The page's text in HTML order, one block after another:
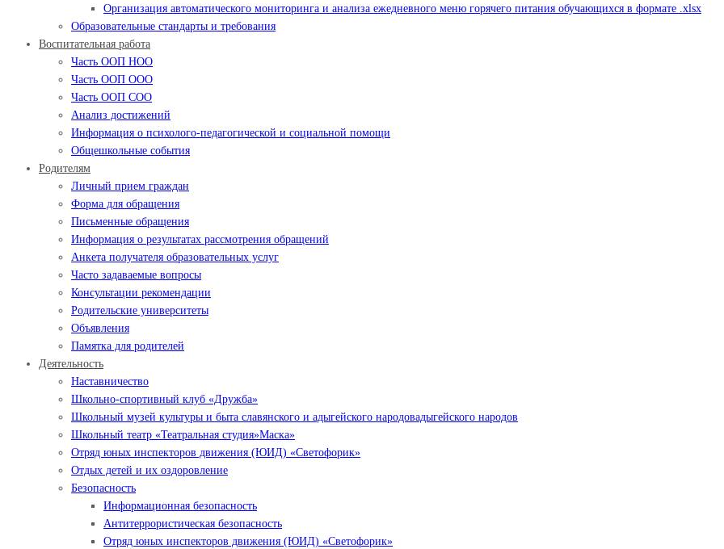
Организация автоматического мониторинга и анализа ежедневного меню горячего питания обучающихся в формате .xlsx
Образовательные стандарты и требования
Воспитательная работа
Часть ООП НОО
Часть ООП ООО
Часть ООП СОО
Анализ достижений
Информация о психолого-педагогической и социальной помощи
Общешкольные события
Родителям
Личный прием граждан
Форма для обращения
Письменные обращения
Информация о результатах рассмотрения обращений
Анкета получателя образовательных услуг
Часто задаваемые вопросы
Консультации рекомендации
Родительские университеты
Объявления
Памятка для родителей
Деятельность
Наставничество
Школьно-спортивный клуб «Дружба»
Школьный музей культуры и быта славянского и адыгейского народовадыгейского народов
Школьный театр «Театральная студия»Маска»
Отряд юных инспекторов движения (ЮИД) «Светофорик»
Отдых детей и их оздоровление
Безопасность
Информационная безопасность
Антитеррористическая безопасность
Отряд юных инспекторов движения (ЮИД) «Светофорик»